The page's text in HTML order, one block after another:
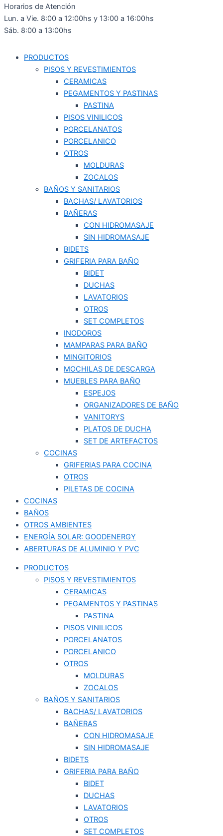
Horarios de Atención
Lun. a Vie. 8:00 a 12:00hs y 13:00 a 16:00hs
Sáb. 8:00 a 13:00hs
PRODUCTOS
PISOS Y REVESTIMIENTOS
CERAMICAS
PEGAMENTOS Y PASTINAS
PASTINA
PISOS VINILICOS
PORCELANATOS
PORCELANICO
OTROS
MOLDURAS
ZOCALOS
BAÑOS Y SANITARIOS
BACHAS/ LAVATORIOS
BAÑERAS
CON HIDROMASAJE
SIN HIDROMASAJE
BIDETS
GRIFERIA PARA BAÑO
BIDET
DUCHAS
LAVATORIOS
OTROS
SET COMPLETOS
INODOROS
MAMPARAS PARA BAÑO
MINGITORIOS
MOCHILAS DE DESCARGA
MUEBLES PARA BAÑO
ESPEJOS
ORGANIZADORES DE BAÑO
VANITORYS
PLATOS DE DUCHA
SET DE ARTEFACTOS
COCINAS
GRIFERIAS PARA COCINA
OTROS
PILETAS DE COCINA
COCINAS
BAÑOS
OTROS AMBIENTES
ENERGÍA SOLAR: GOODENERGY
ABERTURAS DE ALUMINIO Y PVC
PRODUCTOS
PISOS Y REVESTIMIENTOS
CERAMICAS
PEGAMENTOS Y PASTINAS
PASTINA
PISOS VINILICOS
PORCELANATOS
PORCELANICO
OTROS
MOLDURAS
ZOCALOS
BAÑOS Y SANITARIOS
BACHAS/ LAVATORIOS
BAÑERAS
CON HIDROMASAJE
SIN HIDROMASAJE
BIDETS
GRIFERIA PARA BAÑO
BIDET
DUCHAS
LAVATORIOS
OTROS
SET COMPLETOS